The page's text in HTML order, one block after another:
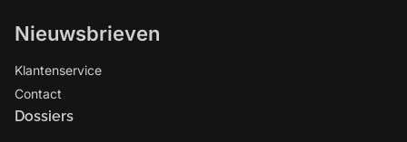
Nieuwsbrieven
Klantenservice
Contact
Dossiers